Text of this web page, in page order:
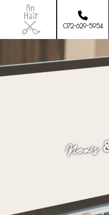
072-629-5954